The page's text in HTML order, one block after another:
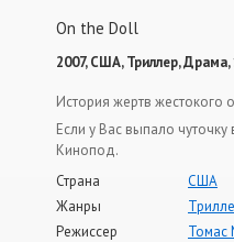
On the Doll
2007, США, Триллер,
История жертв
Если у Вас выпало
Кинопод.
Страна
США
Жанры
Режиссер
Томас